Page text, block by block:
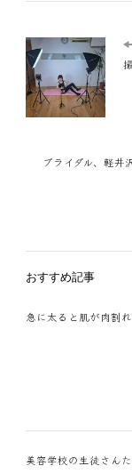
ブライダル、軽井
おすすめ記事
急に太ると肌が肉割
美容学校の生徒さん